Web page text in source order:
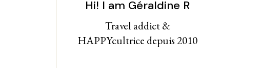
Hi! I am Géraldine R
Travel addict &
HAPPYcultrice depuis 2010